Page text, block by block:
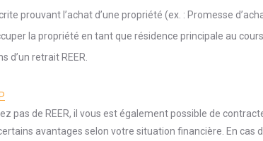
prouvant l’achat d’une propriété (ex. : Promesse
la propriété en tant que résidence principale au cours
d’un retrait REER.
pas de REER, il vous est également possible de
avantages selon votre situation financière. En cas